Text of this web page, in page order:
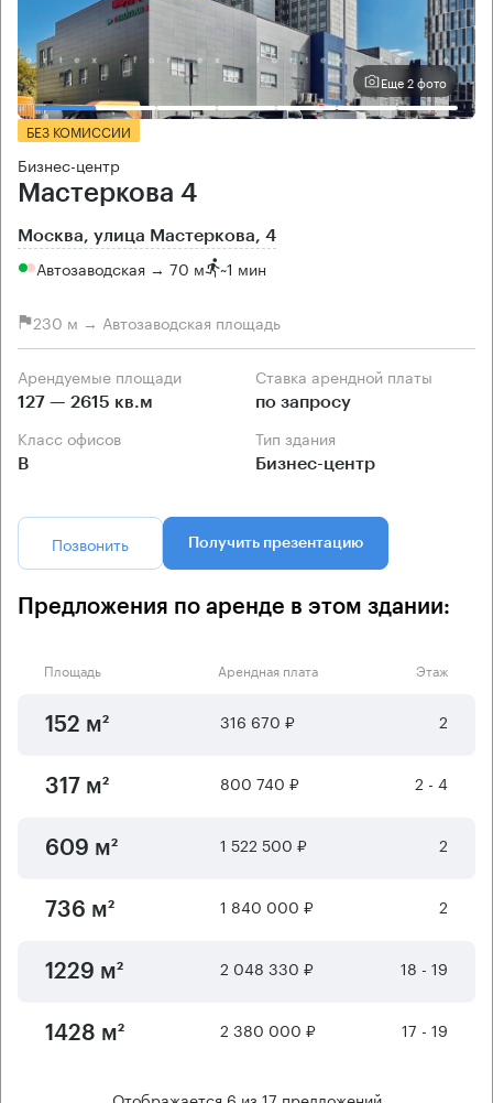
Еще 2 фото
БЕЗ КОМИССИИ
Бизнес-центр
Мастеркова 4
Москва, улица Мастеркова, 4
Автозаводская → 70 м ~1 мин
230 м → Автозаводская площадь
Арендуемые площади
127 — 2615 кв.м
Ставка арендной платы
по запросу
Класс офисов
B
Тип здания
Бизнес-центр
Позвонить Получить презентацию
Предложения по аренде в этом здании:
Площадь Арендная плата Этаж
152 м² 316 670 ₽ 2
317 м² 800 740 ₽ 2 - 4
609 м² 1 522 500 ₽ 2
736 м² 1 840 000 ₽ 2
1229 м² 2 048 330 ₽ 18 - 19
1428 м² 2 380 000 ₽ 17 - 19